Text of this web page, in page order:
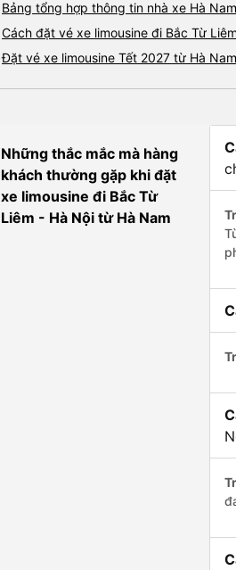
Bảng tổng hợp thông tin nhà xe Hà
Cách đặt vé xe limousine đi Bắc Từ
Đặt vé xe limousine Tết 2027 từ Hà
Những thắc mắc mà hàng
khách thường gặp khi đặt
xe limousine đi Bắc Từ
Liêm - Hà Nội từ Hà Nam